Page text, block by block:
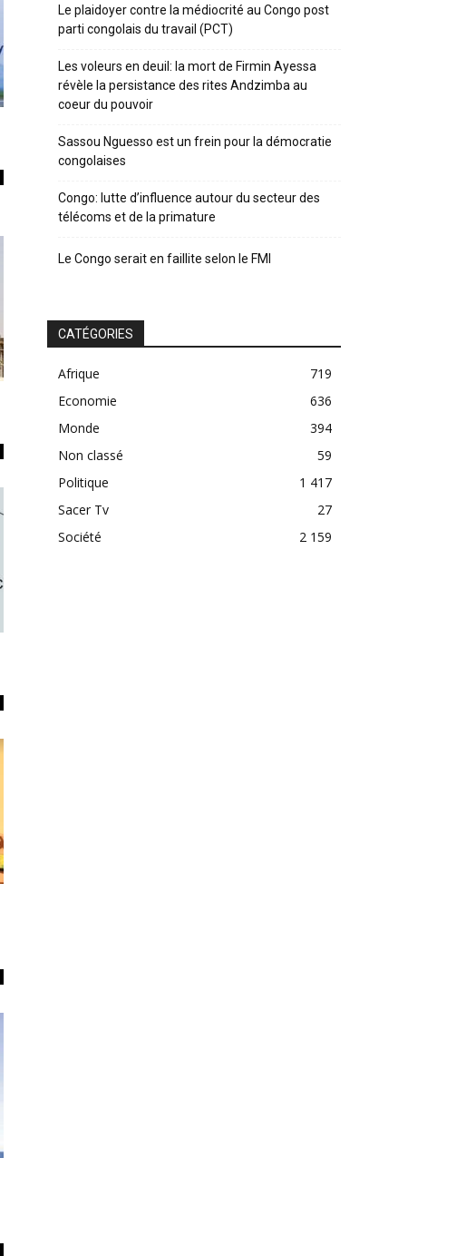
Le plaidoyer contre la médiocrité au Congo post
parti congolais du travail (PCT)
Les voleurs en deuil: la mort de Firmin Ayessa
révèle la persistance des rites Andzimba au
coeur du pouvoir
Sassou Nguesso est un frein pour la démocratie
congolaises
Congo: lutte d’influence autour du secteur des
télécoms et de la primature
Le Congo serait en faillite selon le FMI
CATÉGORIES
Afrique
719
Economie
636
Monde
394
Non classé
59
Politique
1 417
Sacer Tv
27
Société
2 159